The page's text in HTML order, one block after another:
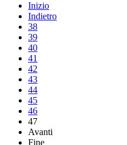
Inizio
Indietro
38
39
40
41
42
43
44
45
46
47
Avanti
Fine